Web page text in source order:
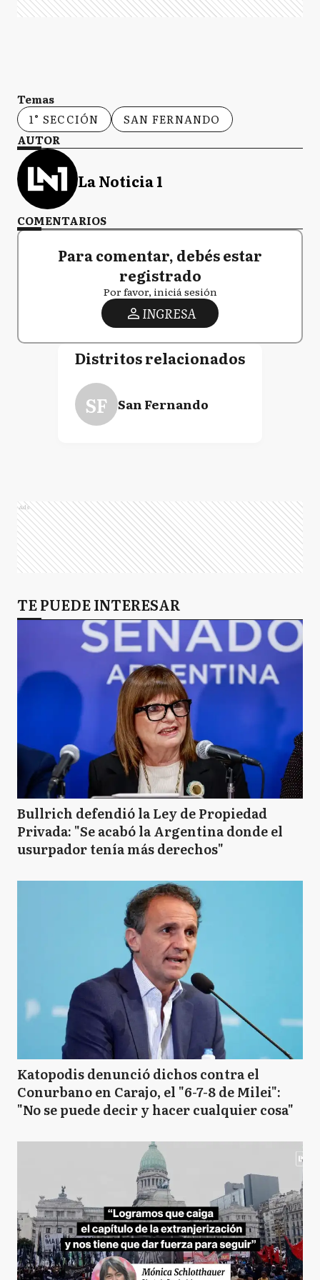
Temas
1° SECCIÓN
SAN FERNANDO
AUTOR
La Noticia 1
COMENTARIOS
Para comentar, debés estar
registrado
Por favor, iniciá sesión
INGRESA
Distritos relacionados
SF San Fernando
Ads
TE PUEDE INTERESAR
Bullrich defendió la Ley de Propiedad
Privada: "Se acabó la Argentina donde el
usurpador tenía más derechos"
Katopodis denunció dichos contra el
Conurbano en Carajo, el "6-7-8 de Milei":
"No se puede decir y hacer cualquier cosa"